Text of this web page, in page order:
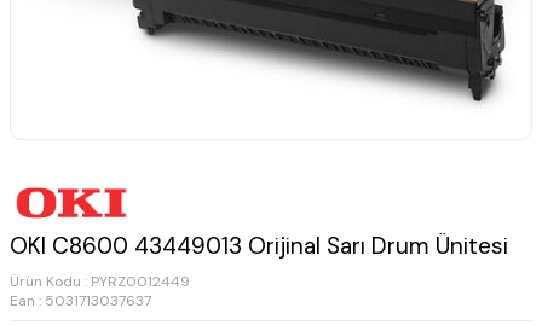
OKI C8600 43449013 Orijinal Sarı Drum Ünitesi
Ürün Kodu : PYRZ0012449
Ean : 5031713037637